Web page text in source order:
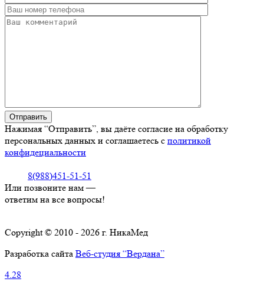
Нажимая “Отправить”, вы даёте согласие на обработку
персональных данных и соглашаетесь с политикой
конфидециальности
8(988)451-51-51
Или позвоните нам —
ответим на все вопросы!
Copyright © 2010 - 2026 г. НикаМед
Разработка сайта Веб-студия “Вердана”
4.28